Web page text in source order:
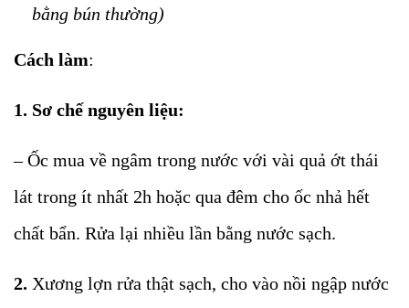
bằng bún thường)
Cách làm:
1. Sơ chế nguyên liệu:
– Ốc mua về ngâm trong nước với vài quả ớt thái
lát trong ít nhất 2h hoặc qua đêm cho ốc nhả hết
chất bẩn. Rửa lại nhiều lần bằng nước sạch.
2. Xương lợn rửa thật sạch, cho vào nồi ngập nước